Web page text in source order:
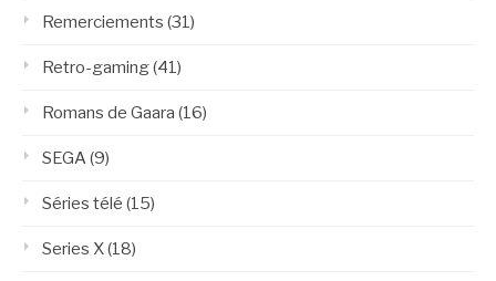
Remerciements (31)
Retro-gaming(41)
Romans de Gaara (16)
SEGA(9)
Séries télé (15)
Series X(18)